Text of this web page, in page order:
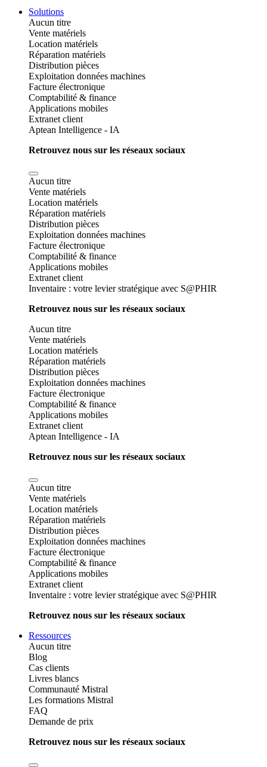
Solutions
Aucun titre
Vente matériels
Location matériels
Réparation matériels
Distribution pièces
Exploitation données machines
Facture électronique
Comptabilité & finance
Applications mobiles
Extranet client
Aptean Intelligence - IA
Retrouvez nous sur les réseaux sociaux
Aucun titre
Vente matériels
Location matériels
Réparation matériels
Distribution pièces
Exploitation données machines
Facture électronique
Comptabilité & finance
Applications mobiles
Extranet client
Inventaire : votre levier stratégique avec S@PHIR
Retrouvez nous sur les réseaux sociaux
Aucun titre
Vente matériels
Location matériels
Réparation matériels
Distribution pièces
Exploitation données machines
Facture électronique
Comptabilité & finance
Applications mobiles
Extranet client
Aptean Intelligence - IA
Retrouvez nous sur les réseaux sociaux
Aucun titre
Vente matériels
Location matériels
Réparation matériels
Distribution pièces
Exploitation données machines
Facture électronique
Comptabilité & finance
Applications mobiles
Extranet client
Inventaire : votre levier stratégique avec S@PHIR
Retrouvez nous sur les réseaux sociaux
Ressources
Aucun titre
Blog
Cas clients
Livres blancs
Communauté Mistral
Les formations Mistral
FAQ
Demande de prix
Retrouvez nous sur les réseaux sociaux